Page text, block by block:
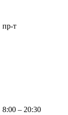
пр-т
8:00 – 20:30